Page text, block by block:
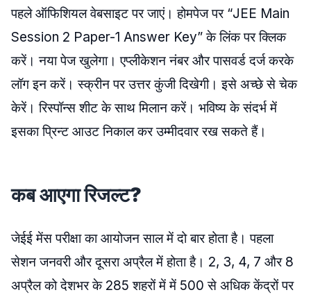
पहले ऑफिशियल वेबसाइट पर जाएं। होमपेज पर “JEE Main
Session 2 Paper-1 Answer Key” के लिंक पर क्लिक
करें। नया पेज खुलेगा। एप्लीकेशन नंबर और पासवर्ड दर्ज करके
लॉग इन करें। स्क्रीन पर उत्तर कुंजी दिखेगी। इसे अच्छे से चेक
केरें। रिस्पॉन्स शीट के साथ मिलान करें। भविष्य के संदर्भ में
इसका प्रिन्ट आउट निकाल कर उम्मीदवार रख सकते हैं।
कब आएगा रिजल्ट?
जेईई मेंस परीक्षा का आयोजन साल में दो बार होता है। पहला
सेशन जनवरी और दूसरा अप्रैल में होता है। 2, 3, 4, 7 और 8
अप्रैल को देशभर के 285 शहरों में में 500 से अधिक केंद्रों पर